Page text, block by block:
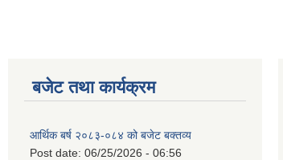
बजेट तथा कार्यक्रम
आर्थिक बर्ष २०८३-०८४ को बजेट बक्तव्य
Post date: 06/25/2026 - 06:56